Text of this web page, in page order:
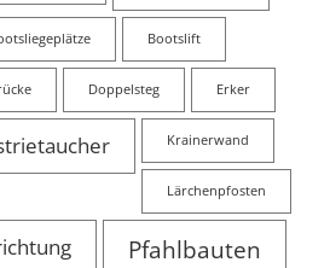
Bootslift
Doppelsteg Erker
Krainerwand
Lärchenpfosten
Pfahlbauten